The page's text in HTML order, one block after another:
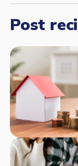
Post